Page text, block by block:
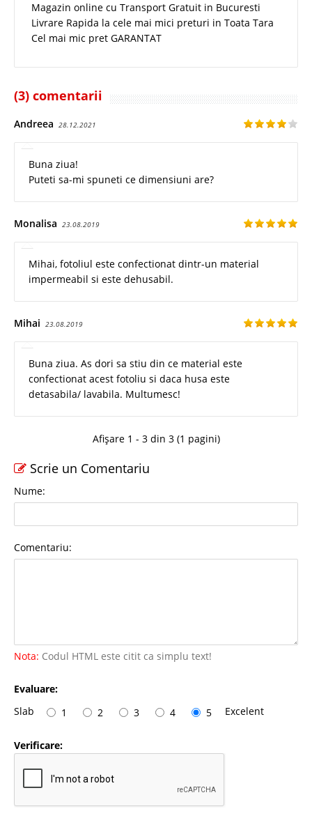
Magazin online cu Transport Gratuit in Bucuresti
Livrare Rapida la cele mai mici preturi in Toata Tara
Cel mai mic pret GARANTAT
(3) comentarii
Andreea 28.12.2021
Buna ziua!
Puteti sa-mi spuneti ce dimensiuni are?
Monalisa 23.08.2019
Mihai, fotoliul este confectionat dintr-un material
impermeabil si este dehusabil.
Mihai 23.08.2019
Buna ziua. As dori sa stiu din ce material este
confectionat acest fotoliu si daca husa este
detasabila/ lavabila. Multumesc!
Afișare 1 - 3 din 3 (1 pagini)
Scrie un Comentariu
Nume:
Comentariu:
Nota: Codul HTML este citit ca simplu text!
Evaluare:
Slab
1 2 3 4 5 Excelent
Verificare: